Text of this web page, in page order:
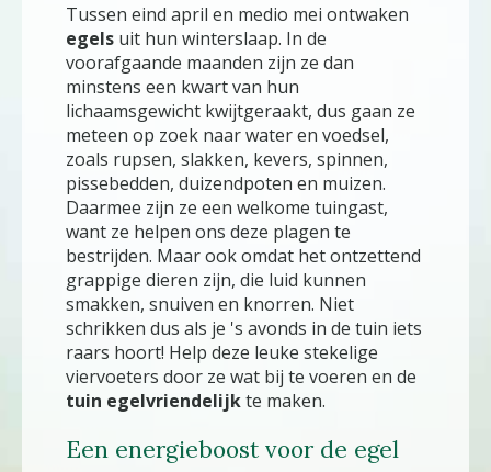
Tussen eind april en medio mei ontwaken
egels uit hun winterslaap. In de
voorafgaande maanden zijn ze dan
minstens een kwart van hun
lichaamsgewicht kwijtgeraakt, dus gaan ze
meteen op zoek naar water en voedsel,
zoals rupsen, slakken, kevers, spinnen,
pissebedden, duizendpoten en muizen.
Daarmee zijn ze een welkome tuingast,
want ze helpen ons deze plagen te
bestrijden. Maar ook omdat het ontzettend
grappige dieren zijn, die luid kunnen
smakken, snuiven en knorren. Niet
schrikken dus als je 's avonds in de tuin iets
raars hoort! Help deze leuke stekelige
viervoeters door ze wat bij te voeren en de
tuin egelvriendelijkte maken.
Een energieboost voor de egel